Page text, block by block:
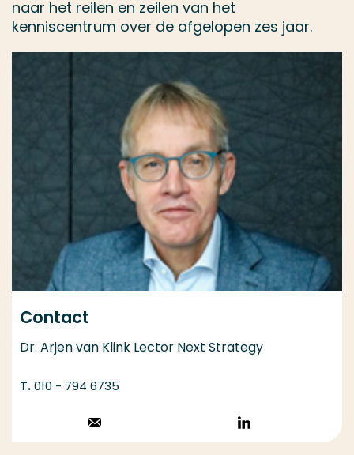
naar het reilen en zeilen van het
kenniscentrum over de afgelopen zes jaar.
Contact
Dr. Arjen van Klink Lector Next Strategy
010 - 794 6735
Stuur een email
Volg op
LinkedIn